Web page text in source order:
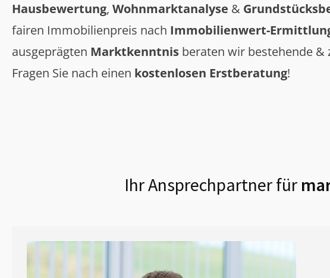
Hausbewertung, Wohnmarktanalyse &
fairen Immobilienpreis nach Immobilienwert-
ausgeprägten Marktkenntnis beraten wir bestehende
Fragen Sie nach einen kostenlosen Erstberatung!
Ihr Ansprechpartner für